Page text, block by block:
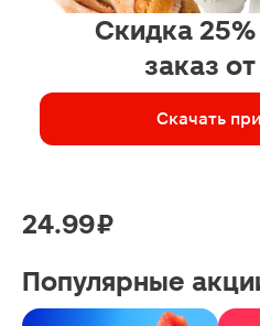
Скидка
заказ
Скачать
24.99 ₽
Популярные